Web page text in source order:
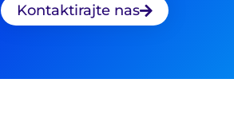
Kontaktirajte nas